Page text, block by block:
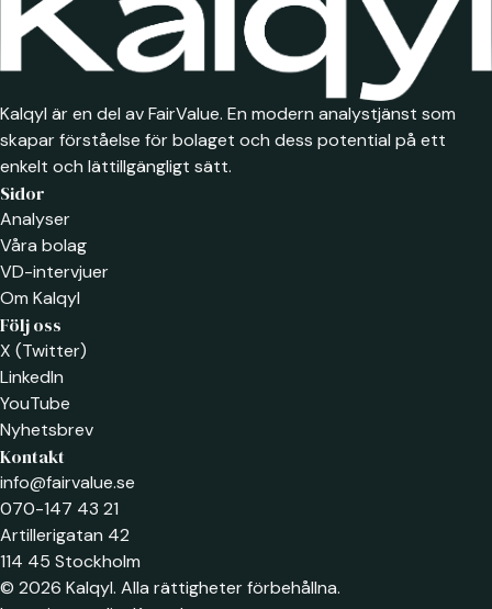
Kalqyl är en del av FairValue. En modern analystjänst som
skapar förståelse för bolaget och dess potential på ett
enkelt och lättillgängligt sätt.
Sidor
Analyser
Våra bolag
VD-intervjuer
Om Kalqyl
Följ oss
X (Twitter)
LinkedIn
YouTube
Nyhetsbrev
Kontakt
info@fairvalue.se
070-147 43 21
Artillerigatan 42
114 45 Stockholm
© 2026 Kalqyl. Alla rättigheter förbehållna.